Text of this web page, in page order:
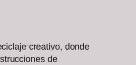
creativo, donde
de